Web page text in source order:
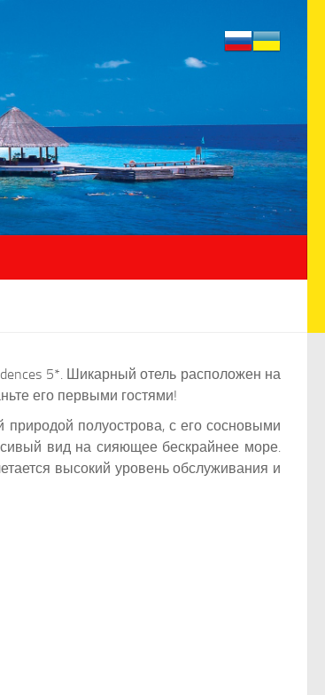
5*. Шикарный отель расположен на
его первыми гостями!
природой полуострова, с его сосновыми
вид на сияющее бескрайнее море.
высокий уровень обслуживания и